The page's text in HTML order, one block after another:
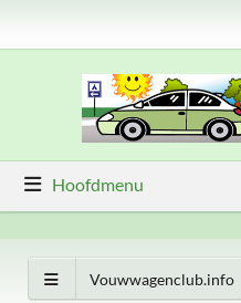
Hoofdmenu
Vouwwagenclub.info